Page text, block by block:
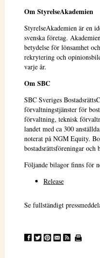
Om StyrelseAkademien
StyrelseAkademien är en
svenska företag.
betydelse för lönsamhet
rekrytering och
varje år.
Om SBC
SBC Sveriges
förvaltningstjänster för
förvaltning, teknisk
landet med ca 300
noterat på NGM Equity.
bostadsrättsföreningar och
Följande bilagor finns för
Release
Se fullständigt